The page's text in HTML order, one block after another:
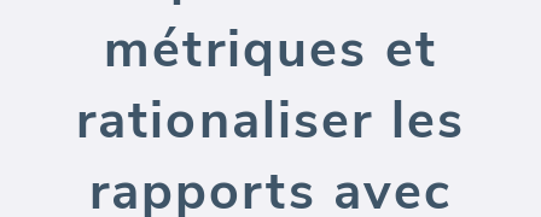
métriques et
rationaliser les
rapports avec